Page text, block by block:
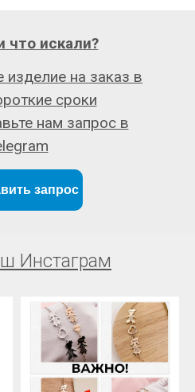
запрос
на заказ в
сроки
нам запрос в
что искали?
Инстаграм